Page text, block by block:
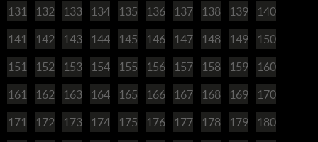
131 132 133 134 135 136 137 138 139 140
141 142 143 144 145 146 147 148 149 150
151 152 153 154 155 156 157 158 159 160
161 162 163 164 165 166 167 168 169 170
171 172 173 174 175 176 177 178 179 180